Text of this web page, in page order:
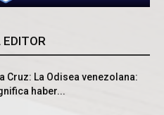
EDITOR
Cruz: La Odisea venezolana:
haber...